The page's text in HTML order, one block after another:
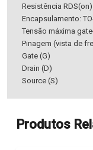
Resistência
Encapsulamento:
Tensão máxima
Pinagem (vista de
Gate (G)
Drain (D)
Source (S)
Produtos